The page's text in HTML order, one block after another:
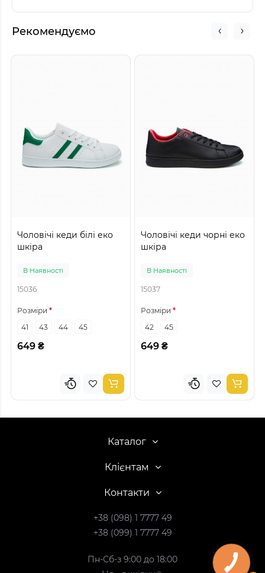
Рекомендуємо
Чоловічі кеди білі еко
шкіра
В Наявності
15036
Розміри
41
43 44 45
649 ₴
Чоловічі кеди чорні еко
шкіра
В Наявності
15037
Розміри
42
45
649 ₴
Каталог
Клієнтам
Контакти
+38 (098) 1 7777 49
+38 (099) 1 7777 49
Пн-Сб-з 9:00 до 18:00